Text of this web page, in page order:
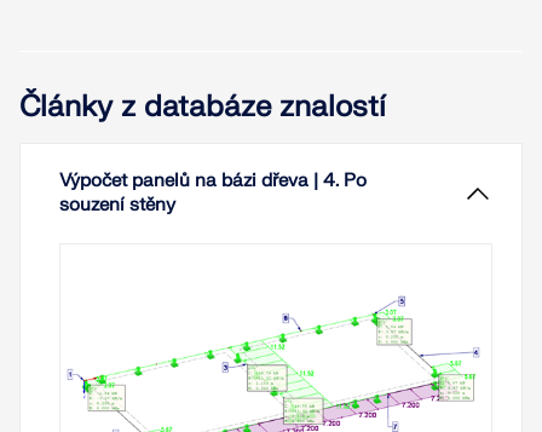
Články z databáze znalostí
Výpočet panelů na bázi dřeva | 4. Po
souzení stěny